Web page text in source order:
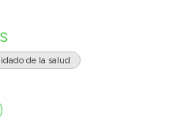
de la salud